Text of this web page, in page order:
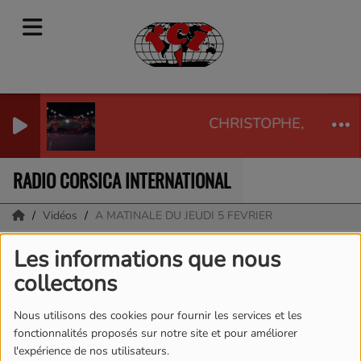
Les informations que nous
collectons
Nous utilisons des cookies pour fournir les services et les
fonctionnalités proposés sur notre site et pour améliorer
l'expérience de nos utilisateurs.
CHRISTOPHE,
RADIO CORSICA INTERNATIONAL
Vidéos A MATINALE DU JEUDI 5 FEVRIER
A MATINALE DU JEUDI
5 FEVRIER